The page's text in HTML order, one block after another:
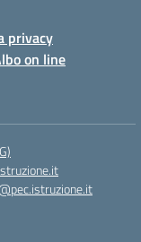
privacy
on line